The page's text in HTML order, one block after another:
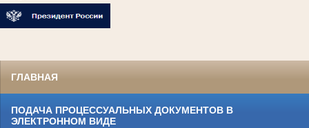
ГЛАВНАЯ
ПОДАЧА ПРОЦЕССУАЛЬНЫХ ДОКУМЕНТОВ В
ЭЛЕКТРОННОМ ВИДЕ